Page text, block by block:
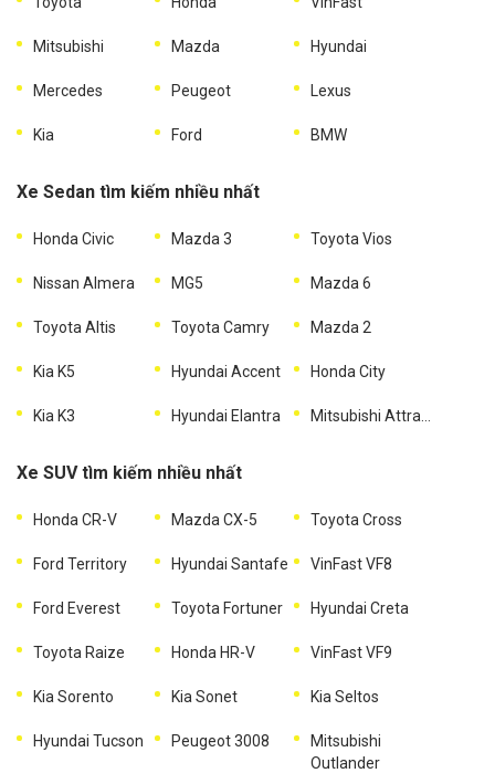
Mitsubishi Mazda Hyundai
Mercedes Peugeot Lexus
Kia Ford BMW
Xe Sedan tìm kiếm nhiều nhất
Honda Civic Mazda 3 Toyota Vios
Nissan Almera MG5 Mazda 6
Toyota Altis Toyota Camry Mazda 2
Kia K5 Hyundai Accent Honda City
Kia K3 Hyundai Elantra
Xe SUV tìm kiếm nhiều nhất
Honda CR-V Mazda CX-5 Toyota Cross
Ford Territory Hyundai Santafe VinFast VF8
Ford Everest Toyota Fortuner Hyundai Creta
Toyota Raize Honda HR-V VinFast VF9
Kia Sorento Kia Sonet Kia Seltos
Hyundai Tucson Peugeot 3008
Mitsubishi
Outlander